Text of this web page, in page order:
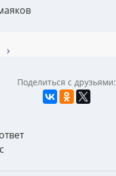
Поделиться с друзьями: